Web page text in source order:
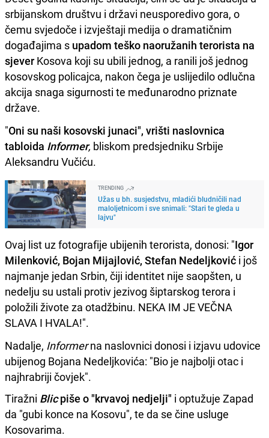
srbijanskom društvu i državi neusporedivo gora, o
čemu svjedoče i izvještaji medija o dramatičnim
događajima s upadom teško naoružanih terorista na
sjever Kosova koji su ubili jednog, a ranili još jednog
kosovskog policajca, nakon čega je uslijedilo odlučna
akcija snaga sigurnosti te međunarodno priznate
države.
"Oni su naši kosovski junaci", vrišti naslovnica
tabloida Informer, bliskom predsjedniku Srbije
Aleksandru Vučiću.
TRENDING
Užas u bh. susjedstvu, mladići bludničili nad
maloljetnicom i sve snimali: "Stari te gleda u
lajvu"
Ovaj list uz fotografije ubijenih terorista, donosi: "Igor
Milenković, Bojan Mijajlović, Stefan Nedeljković i još
najmanje jedan Srbin, čiji identitet nije saopšten, u
nedelju su ustali protiv jezivog šiptarskog terora i
položili živote za otadžbinu. NEKA IM JE VEČNA
SLAVA I HVALA!".
Nadalje, Informerna naslovnici donosi i izjavu udovice
ubijenog Bojana Nedeljkovića: "Bio je najbolji otac i
najhrabriji čovjek".
Tiražni Blicpiše o "krvavoj nedjelji" i optužuje Zapad
da "gubi konce na Kosovu", te da se čine usluge
Kosovarima.